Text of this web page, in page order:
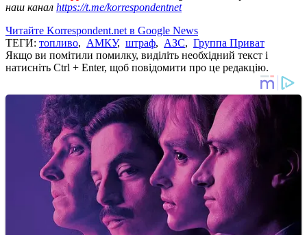
наш канал https://t.me/korrespondentnet
Читайте Korrespondent.net в Google News
ТЕГИ: топливо, АМКУ, штраф, АЗС, Группа Приват
Якщо ви помітили помилку, виділіть необхідний текст і
натисніть Ctrl + Enter, щоб повідомити про це редакцію.